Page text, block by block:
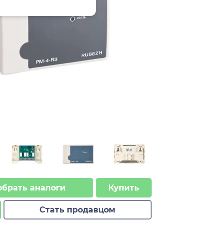
аналоги Купить
Стать продавцом